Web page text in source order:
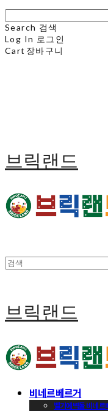
Search 검색
Log In 로그인
Cart 장바구니
브릭랜드
브릭랜드
비네르베르거
벨기에벽돌 비네르